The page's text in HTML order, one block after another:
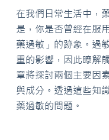
在我們日常生活中，
是，你是否曾經在服
藥過敏」的跡象。過
重的影響，因此瞭解
章將探討兩個主要因
與成分。透過這些知
藥過敏的問題。